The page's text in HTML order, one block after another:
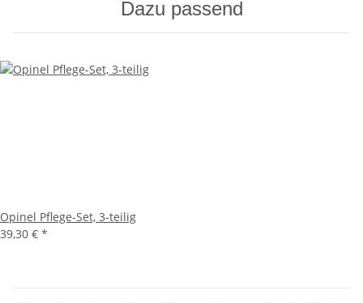
Dazu passend
Opinel Pflege-Set, 3-teilig
39,30 € *